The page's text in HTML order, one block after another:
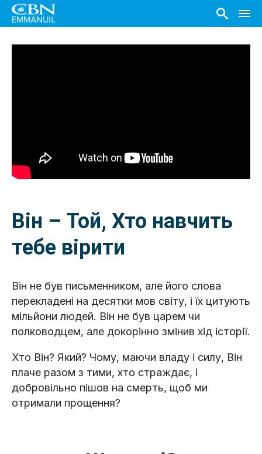
Він – Той, Хто навчить
тебе вірити
Він не був письменником, але його слова
перекладені на десятки мов світу, і їх цитують
мільйони людей. Він не був царем чи
полководцем, але докорінно змінив хід історії.
Хто Він? Який? Чому, маючи владу і силу, Він
плаче разом з тими, хто страждає, і
добровільно пішов на смерть, щоб ми
отримали прощення?